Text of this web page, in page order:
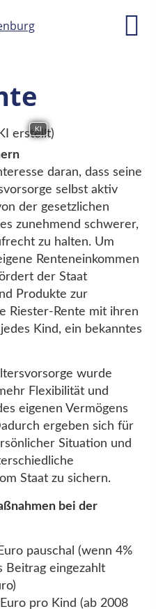
KI
daran, dass seine
selbst aktiv
der gesetzlichen
zunehmend schwerer,
zu halten. Um
Renteneinkommen
der Staat
Produkte zur
Riester-Rente mit ihren
Kind, ein bekanntes
wurde
Flexibilität und
eigenen Vermögens
ergeben sich für
Situation und
Staat zu sichern.
bei der
pauschal (wenn 4%
Beitrag eingezahlt
pro Kind (ab 2008